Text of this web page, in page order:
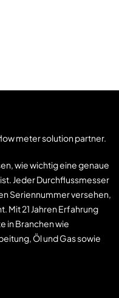
meter solution partner.
wie wichtig eine genaue
Jeder Durchflussmesser
Seriennummer versehen,
Mit 21 Jahren Erfahrung
in Branchen wie
Öl und Gas sowie